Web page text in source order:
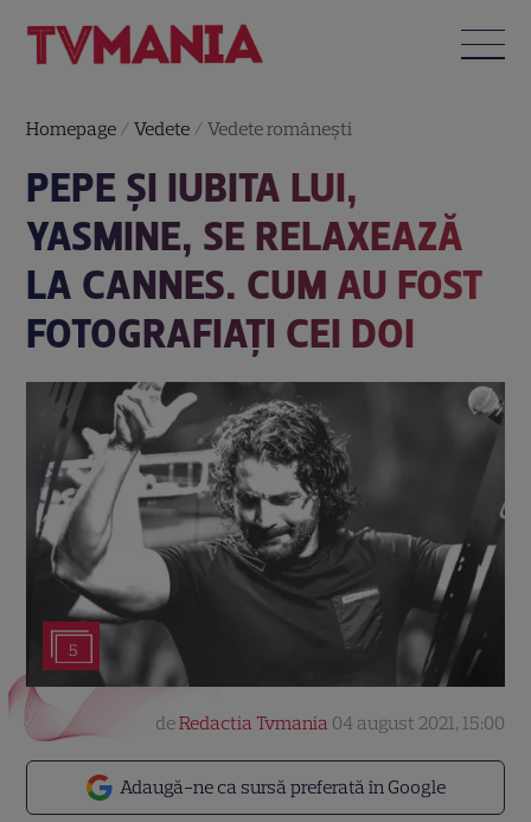
Homepage /Vedete /Vedete româneşti
PEPE ȘI IUBITA LUI,
YASMINE, SE RELAXEAZĂ
LA CANNES. CUM AU FOST
FOTOGRAFIAȚI CEI DOI
5
Adaugă-ne ca sursă preferată în Google
deRedactia Tvmania 04 august 2021, 15:00